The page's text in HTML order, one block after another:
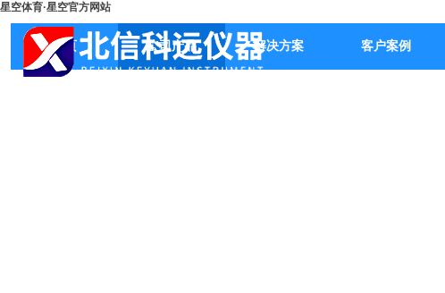
星空体育·星空官方网站
首页 公司产品 解决方案 客户案例